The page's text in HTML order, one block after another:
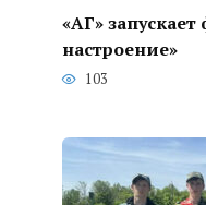
«АГ»
настроение»
103